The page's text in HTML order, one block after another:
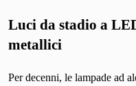
Luci da stadio a
metallici
Per decenni, le lampade ad